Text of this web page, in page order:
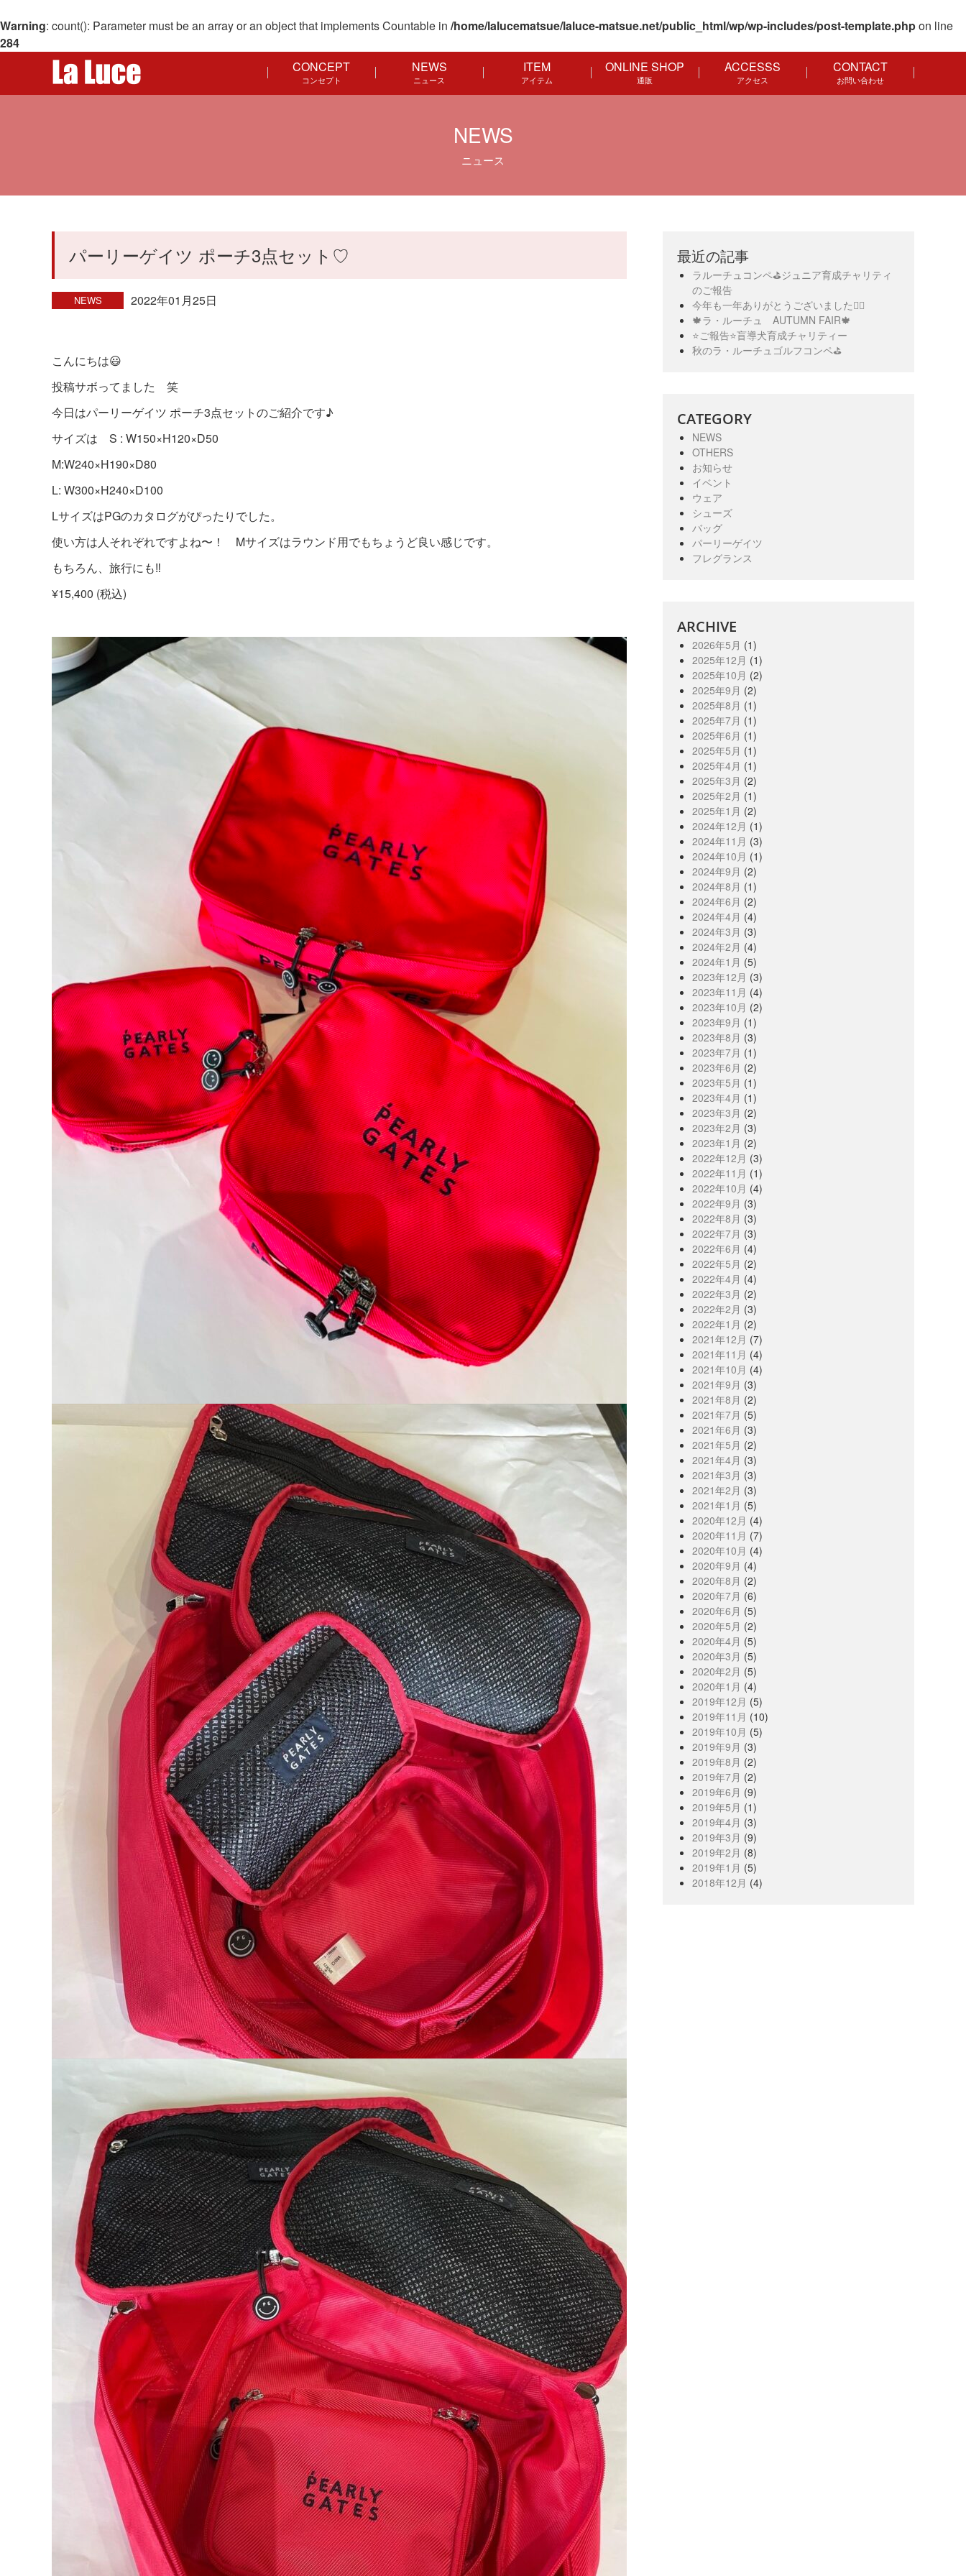
Warning: count(): Parameter must be an array or an object that implements Countable in /home/lalucematsue/laluce-matsue.net/public_html/wp/wp-includes/post-template.phpon line
284
CONCEPT
コンセプト
NEWS
ニュース
ITEM
アイテム
ONLINE SHOP
通販
ACCESSS
アクセス
CONTACT
お問い合わせ
NEWS
ニュース
パーリーゲイツ ポーチ3点セット♡
NEWS 2022年01月25日
こんにちは😃
投稿サボってました 笑
今日はパーリーゲイツ ポーチ3点セットのご紹介です♪
サイズは S : W150×H120×D50
M:W240×H190×D80
L: W300×H240×D100
LサイズはPGのカタログがぴったりでした。
使い方は人それぞれですよね〜！ Mサイズはラウンド用でもちょうど良い感じです。
もちろん、旅行にも‼︎
¥15,400 (税込)
最近の記事
ラルーチュコンペ⛳️ジュニア育成チャリティ
のご報告
今年も一年ありがとうございました🙇‍♀️
🍁ラ・ルーチュ AUTUMN FAIR🍁
⭐️ご報告⭐️盲導犬育成チャリティー
秋のラ・ルーチュゴルフコンペ⛳️
CATEGORY
NEWS
OTHERS
お知らせ
イベント
ウェア
シューズ
バッグ
パーリーゲイツ
フレグランス
ARCHIVE
2026年5月 (1)
2025年12月 (1)
2025年10月 (2)
2025年9月 (2)
2025年8月 (1)
2025年7月 (1)
2025年6月 (1)
2025年5月 (1)
2025年4月 (1)
2025年3月 (2)
2025年2月 (1)
2025年1月 (2)
2024年12月 (1)
2024年11月 (3)
2024年10月 (1)
2024年9月 (2)
2024年8月 (1)
2024年6月 (2)
2024年4月 (4)
2024年3月 (3)
2024年2月 (4)
2024年1月 (5)
2023年12月 (3)
2023年11月 (4)
2023年10月 (2)
2023年9月 (1)
2023年8月 (3)
2023年7月 (1)
2023年6月 (2)
2023年5月 (1)
2023年4月 (1)
2023年3月 (2)
2023年2月 (3)
2023年1月 (2)
2022年12月 (3)
2022年11月 (1)
2022年10月 (4)
2022年9月 (3)
2022年8月 (3)
2022年7月 (3)
2022年6月 (4)
2022年5月 (2)
2022年4月 (4)
2022年3月 (2)
2022年2月 (3)
2022年1月 (2)
2021年12月 (7)
2021年11月 (4)
2021年10月 (4)
2021年9月 (3)
2021年8月 (2)
2021年7月 (5)
2021年6月 (3)
2021年5月 (2)
2021年4月 (3)
2021年3月 (3)
2021年2月 (3)
2021年1月 (5)
2020年12月 (4)
2020年11月 (7)
2020年10月 (4)
2020年9月 (4)
2020年8月 (2)
2020年7月 (6)
2020年6月 (5)
2020年5月 (2)
2020年4月 (5)
2020年3月 (5)
2020年2月 (5)
2020年1月 (4)
2019年12月 (5)
2019年11月 (10)
2019年10月 (5)
2019年9月 (3)
2019年8月 (2)
2019年7月 (2)
2019年6月 (9)
2019年5月 (1)
2019年4月 (3)
2019年3月 (9)
2019年2月 (8)
2019年1月 (5)
2018年12月 (4)